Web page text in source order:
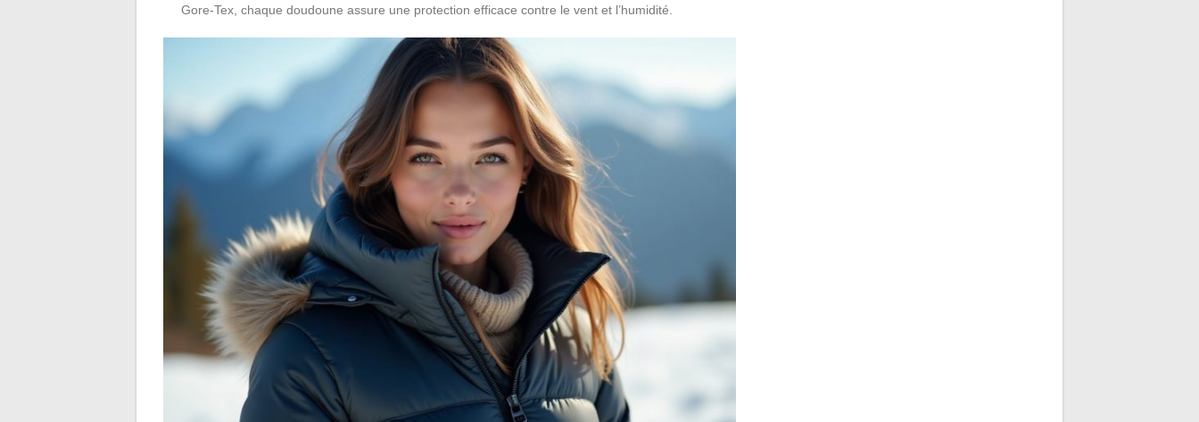
Gore-Tex, chaque doudoune assure une protection efficace contre le vent et l’humidité.